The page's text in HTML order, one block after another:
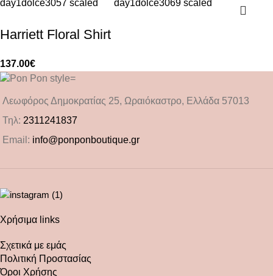
Harriett Floral Shirt
137.00€
Λεωφόρος Δημοκρατίας 25, Ωραιόκαστρο, Ελλάδα 57013
Τηλ: 2311241837
Email: info@ponponboutique.gr
Χρήσιμα links
Σχετικά με εμάς
Πολιτική Προστασίας
Όροι Χρήσης